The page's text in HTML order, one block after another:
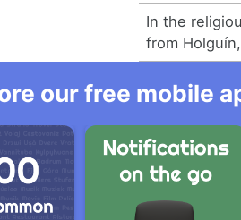
In the
from
our free mobile